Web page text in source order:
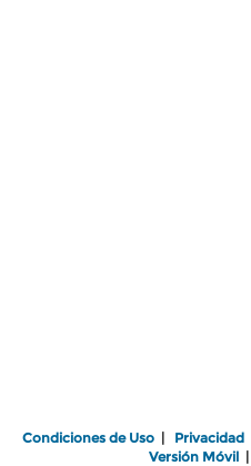
Condiciones de Uso | Privacidad
Versión Móvil|